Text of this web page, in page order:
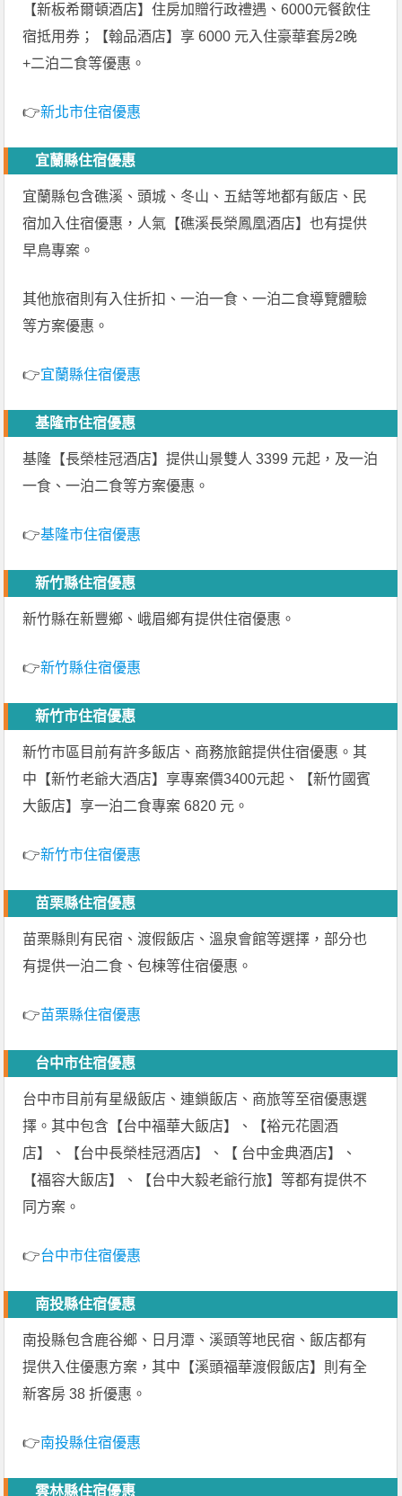
【新板希爾頓酒店】住房加贈行政禮遇、6000元餐飲住
宿抵用券；【翰品酒店】享 6000 元入住豪華套房2晚
+二泊二食等優惠。
👉新北市住宿優惠
宜蘭縣住宿優惠
宜蘭縣包含礁溪、頭城、冬山、五結等地都有飯店、民
宿加入住宿優惠，人氣【礁溪長榮鳳凰酒店】也有提供
早鳥專案。
其他旅宿則有入住折扣、一泊一食、一泊二食導覽體驗
等方案優惠。
👉宜蘭縣住宿優惠
基隆市住宿優惠
基隆【長榮桂冠酒店】提供山景雙人 3399 元起，及一泊
一食、一泊二食等方案優惠。
👉基隆市住宿優惠
新竹縣住宿優惠
新竹縣在新豐鄉、峨眉鄉有提供住宿優惠。
👉新竹縣住宿優惠
新竹市住宿優惠
新竹市區目前有許多飯店、商務旅館提供住宿優惠。其
中【新竹老爺大酒店】享專案價3400元起、【新竹國賓
大飯店】享一泊二食專案 6820 元。
👉新竹市住宿優惠
苗栗縣住宿優惠
苗栗縣則有民宿、渡假飯店、溫泉會館等選擇，部分也
有提供一泊二食、包棟等住宿優惠。
👉苗栗縣住宿優惠
台中市住宿優惠
台中市目前有星級飯店、連鎖飯店、商旅等至宿優惠選
擇。其中包含【台中福華大飯店】、【裕元花園酒
店】、【台中長榮桂冠酒店】、【 台中金典酒店】、
【福容大飯店】、【台中大毅老爺行旅】等都有提供不
同方案。
👉台中市住宿優惠
南投縣住宿優惠
南投縣包含鹿谷鄉、日月潭、溪頭等地民宿、飯店都有
提供入住優惠方案，其中【溪頭福華渡假飯店】則有全
新客房 38 折優惠。
👉南投縣住宿優惠
雲林縣住宿優惠